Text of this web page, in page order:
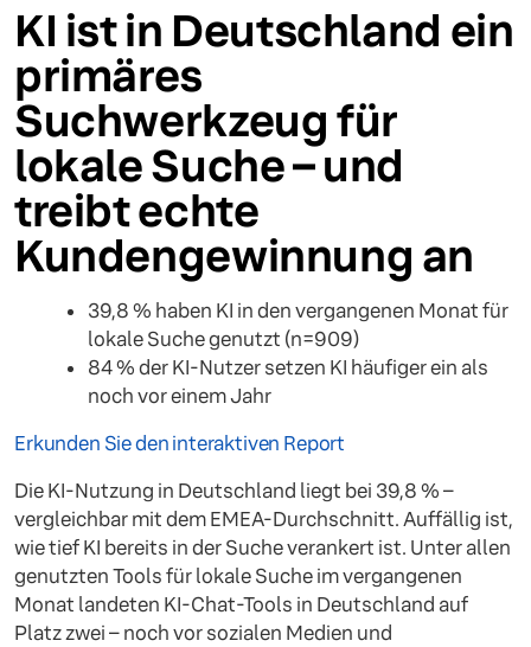
KI ist in Deutschland ein
primäres
Suchwerkzeug für
lokale Suche – und
treibt echte
Kundengewinnung an
39,8 % haben KI in den vergangenen Monat für
lokale Suche genutzt (n=909)
84 % der KI-Nutzer setzen KI häufiger ein als
noch vor einem Jahr
Erkunden Sie den interaktiven Report
Die KI-Nutzung in Deutschland liegt bei 39,8 % –
vergleichbar mit dem EMEA-Durchschnitt. Auffällig ist,
wie tief KI bereits in der Suche verankert ist. Unter allen
genutzten Tools für lokale Suche im vergangenen
Monat landeten KI-Chat-Tools in Deutschland auf
Platz zwei – noch vor sozialen Medien und